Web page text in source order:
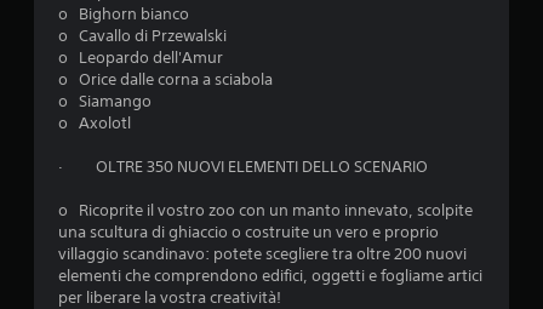
o Bighorn bianco
o Cavallo di Przewalski
o Leopardo dell'Amur
o Orice dalle corna a sciabola
o Siamango
o Axolotl
· OLTRE 350 NUOVI ELEMENTI DELLO SCENARIO
o Ricoprite il vostro zoo con un manto innevato, scolpite
una scultura di ghiaccio o costruite un vero e proprio
villaggio scandinavo: potete scegliere tra oltre 200 nuovi
elementi che comprendono edifici, oggetti e fogliame artici
per liberare la vostra creatività!